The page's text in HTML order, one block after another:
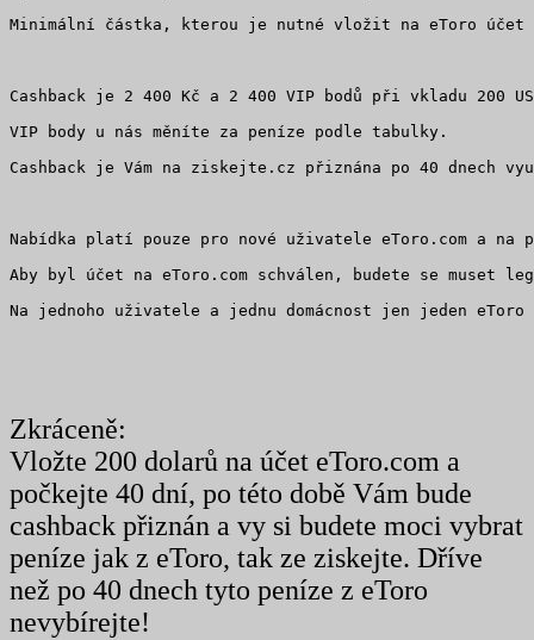
Minimální částka, kterou je nutné vložit na eToro účet
Cashback je 2 400 Kč a 2 400 VIP bodů při vkladu 200
VIP body u nás měníte za peníze podle tabulky.
Cashback je Vám na ziskejte.cz přiznána po 40
Nabídka platí pouze pro nové uživatele eToro.com a na
Aby byl účet na eToro.com schválen, budete se muset
Na jednoho uživatele a jednu domácnost jen jeden
Zkráceně:
Vložte 200 dolarů na účet eToro.com a
počkejte 40 dní, po této době Vám bude
cashback přiznán a vy si budete moci vybrat
peníze jak z eToro, tak ze ziskejte. Dříve
než po 40 dnech tyto peníze z eToro
nevybírejte!